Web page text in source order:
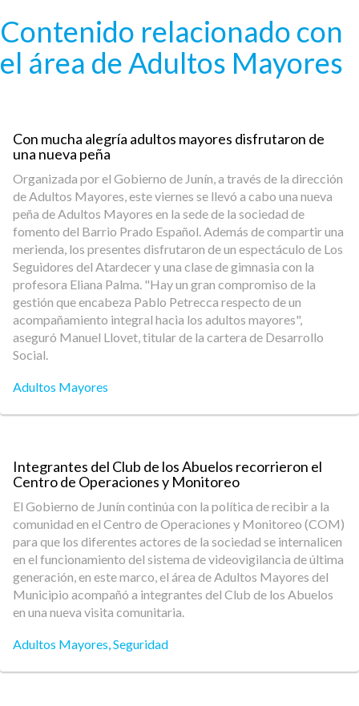
Contenido relacionado con
el área de Adultos Mayores
Con mucha alegría adultos mayores disfrutaron de
una nueva peña
Organizada por el Gobierno de Junín, a través de la dirección
de Adultos Mayores, este viernes se llevó a cabo una nueva
peña de Adultos Mayores en la sede de la sociedad de
fomento del Barrio Prado Español. Además de compartir una
merienda, los presentes disfrutaron de un espectáculo de Los
Seguidores del Atardecer y una clase de gimnasia con la
profesora Eliana Palma. "Hay un gran compromiso de la
gestión que encabeza Pablo Petrecca respecto de un
acompañamiento integral hacia los adultos mayores",
aseguró Manuel Llovet, titular de la cartera de Desarrollo
Social.
Adultos Mayores
Integrantes del Club de los Abuelos recorrieron el
Centro de Operaciones y Monitoreo
El Gobierno de Junín continúa con la política de recibir a la
comunidad en el Centro de Operaciones y Monitoreo (COM)
para que los diferentes actores de la sociedad se internalicen
en el funcionamiento del sistema de videovigilancia de última
generación, en este marco, el área de Adultos Mayores del
Municipio acompañó a integrantes del Club de los Abuelos
en una nueva visita comunitaria.
Adultos Mayores,Seguridad